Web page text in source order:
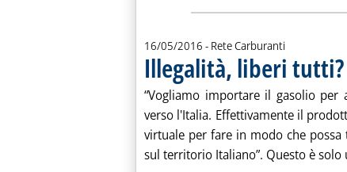
16/05/2016 - Rete Carburanti
Illegalità, liberi tutti?.
“Vogliamo importare il gasolio per
verso l'Italia. Effettivamente il
virtuale per fare in modo che possa
sul territorio Italiano”. Questo è solo